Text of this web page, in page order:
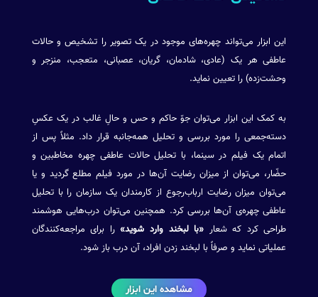
این ابزار می‌تواند چهره‌های موجود در یک تصویر را تشخیص و حالات
عاطفی هر یک (عادی، شادمان، گریان، عصبانی، متعجب، منزجر و
وحشت‌زده) را تعیین نماید.
به کمک این ابزار می‌توان جوّ حاکم و حس و حالِ غالب در یک عکسِ
دسته‌جمعی را مورد بررسی و تحلیل همه‌جانبه قرار داد. مثلاً پس از
اتمام یک فیلم در سینما، با تحلیل حالات عاطفی چهره مخاطبین و
حضّار، می‌توان از میزان رضایت آن‌ها در مورد فیلم مطلع گردید و یا
می‌توان میزان رضایت ارباب‌رجوع از کارمندان یک سازمان را با تحلیل
عاطفی چهره‌ی آن‌ها بررسی کرد. همچنین می‌توان درب‌هایی هوشمند
طراحی کرد که شعار «با لبخند وارد شوید»را برای مراجعه‌کنندگان
عملیاتی نماید و صرفاً با لبخند زدن افراد، آن درب باز شود.
مشاهده این ابزار